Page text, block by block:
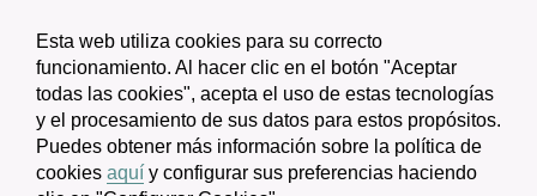
Esta web utiliza cookies para su correcto
funcionamiento. Al hacer clic en el botón "Aceptar
todas las cookies", acepta el uso de estas tecnologías
y el procesamiento de sus datos para estos propósitos.
Puedes obtener más información sobre la política de
cookies aquí y configurar sus preferencias haciendo
Icono
circular
Icono
de
Icono
circular
Icono
de
Icono
circular
Icono
de